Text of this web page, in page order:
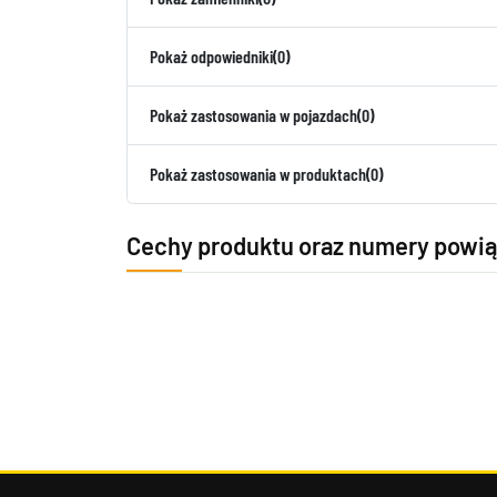
Pokaż odpowiedniki(0)
Pokaż zastosowania w pojazdach(0)
Pokaż zastosowania w produktach(0)
Cechy produktu oraz numery